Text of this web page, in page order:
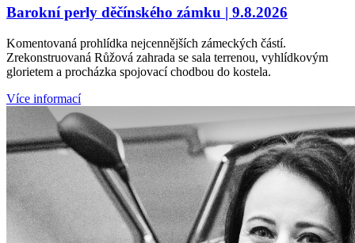
Barokní perly děčínského zámku | 9.8.2026
Komentovaná prohlídka nejcennějších zámeckých částí.
Zrekonstruovaná Růžová zahrada se sala terrenou, vyhlídkovým
glorietem a procházka spojovací chodbou do kostela.
Více informací